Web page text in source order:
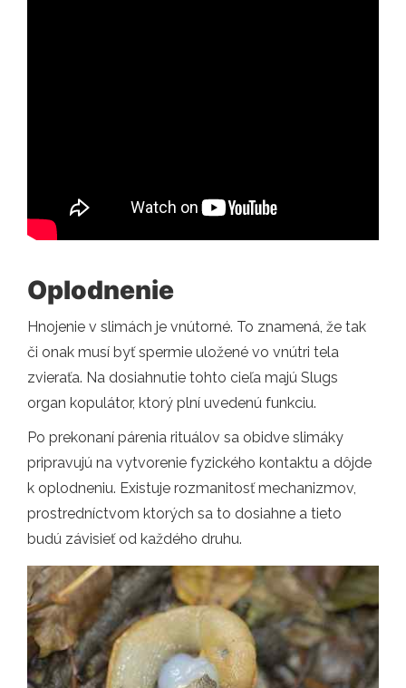
Oplodnenie
Hnojenie v slimách je vnútorné. To znamená, že tak
či onak musí byť spermie uložené vo vnútri tela
zvieraťa. Na dosiahnutie tohto cieľa majú Slugs
organ kopulátor, ktorý plní uvedenú funkciu.
Po prekonaní párenia rituálov sa obidve slimáky
pripravujú na vytvorenie fyzického kontaktu a dôjde
k oplodneniu. Existuje rozmanitosť mechanizmov,
prostredníctvom ktorých sa to dosiahne a tieto
budú závisieť od každého druhu.